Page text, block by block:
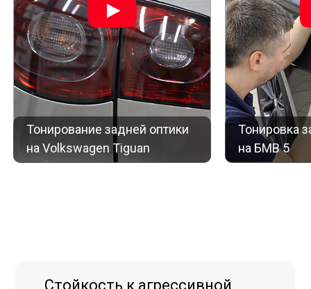
Тонировка
на БМВ 5
Тонирование задней оптики
на Volkswagen Tiguan
Стойкость к агрессивной